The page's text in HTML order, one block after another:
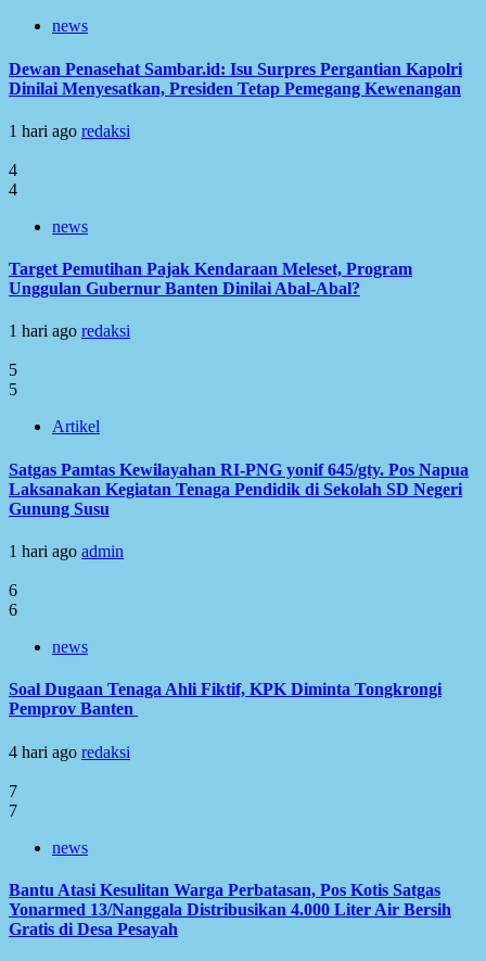
news
Dewan Penasehat Sambar.id: Isu Surpres Pergantian Kapolri
Dinilai Menyesatkan, Presiden Tetap Pemegang Kewenangan
1 hari ago redaksi
4
4
news
Target Pemutihan Pajak Kendaraan Meleset, Program
Unggulan Gubernur Banten Dinilai Abal-Abal?
1 hari ago redaksi
5
5
Artikel
Satgas Pamtas Kewilayahan RI-PNG yonif 645/gty. Pos Napua
Laksanakan Kegiatan Tenaga Pendidik di Sekolah SD Negeri
Gunung Susu
1 hari ago admin
6
6
news
Soal Dugaan Tenaga Ahli Fiktif, KPK Diminta Tongkrongi
Pemprov Banten
4 hari ago redaksi
7
7
news
Bantu Atasi Kesulitan Warga Perbatasan, Pos Kotis Satgas
Yonarmed 13/Nanggala Distribusikan 4.000 Liter Air Bersih
Gratis di Desa Pesayah